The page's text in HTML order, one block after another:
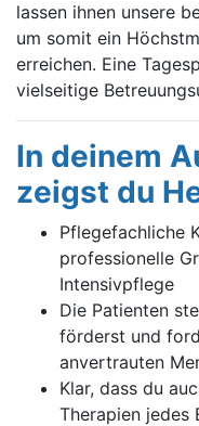
lassen ihnen unsere
um somit ein
erreichen. Eine
vielseitige
In deinem
zeigst du
Pflegefachliche
professionelle
Intensivpflege
Die Patienten
förderst und
anvertrauten
Klar, dass du
Therapien jedes